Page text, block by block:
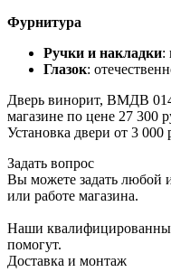
Фурнитура
Ручки и накладки:
Глазок:
Дверь винорит, ВМДВ
магазине по цене 27 300
Установка двери от 3 000
Задать вопрос
Вы можете задать любой
или работе магазина.
Наши
помогут.
Доставка и монтаж